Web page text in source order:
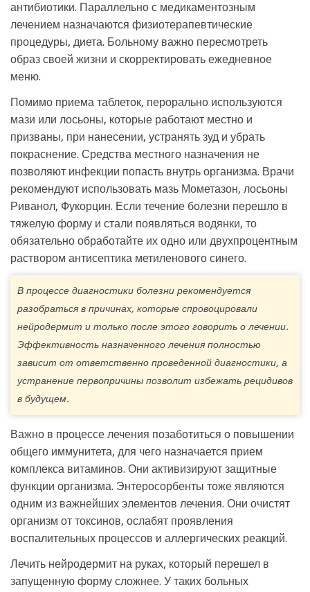
антибиотики. Параллельно с медикаментозным
лечением назначаются физиотерапевтические
процедуры, диета. Больному важно пересмотреть
образ своей жизни и скорректировать ежедневное
меню.
Помимо приема таблеток, перорально используются
мази или лосьоны, которые работают местно и
призваны, при нанесении, устранять зуд и убрать
покраснение. Средства местного назначения не
позволяют инфекции попасть внутрь организма. Врачи
рекомендуют использовать мазь Мометазон, лосьоны
Риванол, Фукорцин. Если течение болезни перешло в
тяжелую форму и стали появляться водянки, то
обязательно обработайте их одно или двухпроцентным
раствором антисептика метиленового синего.
В процессе диагностики болезни рекомендуется
разобраться в причинах, которые спровоцировали
нейродермит и только после этого говорить о лечении.
Эффективность назначенного лечения полностью
зависит от ответственно проведенной диагностики, а
устранение первопричины позволит избежать рецидивов
в будущем.
Важно в процессе лечения позаботиться о повышении
общего иммунитета, для чего назначается прием
комплекса витаминов. Они активизируют защитные
функции организма. Энтеросорбенты тоже являются
одним из важнейших элементов лечения. Они очистят
организм от токсинов, ослабят проявления
воспалительных процессов и аллергических реакций.
Лечить нейродермит на руках, который перешел в
запущенную форму сложнее. У таких больных